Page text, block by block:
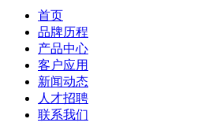
首页
品牌历程
产品中心
客户应用
新闻动态
人才招聘
联系我们